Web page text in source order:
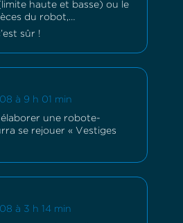
haute et basse) ou le
du robot,…
sûr !
à 9 h 01 min
élaborer une robote-
se rejouer « Vestiges
à 3 h 14 min